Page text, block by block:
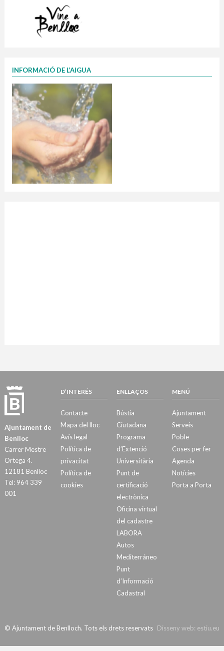
INFORMACIÓ DE L’AIGUA
Ajuntament de
Benlloc
Carrer Mestre
Ortega 4.
12181 Benlloc
Tel: 964 339
001
D’INTERÉS
Contacte
Mapa del lloc
Avís legal
Política de
privacitat
Política de
cookies
ENLLAÇOS
Bústia
Ciutadana
Programa
d’Extenció
Universitària
Punt de
certificació
electrònica
Oficina virtual
del cadastre
LABORA
Autos
Mediterráneo
Punt
d’Informació
Cadastral
MENÚ
Ajuntament
Serveis
Poble
Coses per fer
Agenda
Notícies
Porta a Porta
Disseny web: estiu.eu
© Ajuntament de Benlloch. Tots els drets reservats